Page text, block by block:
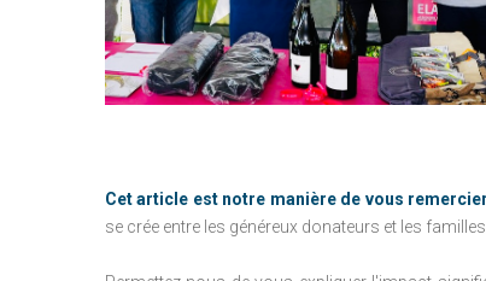
Cet article est notre manière de vous
se crée entre les généreux donateurs et les